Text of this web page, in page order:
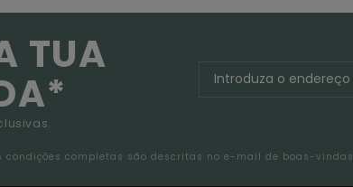
TUA
completas são descritas no e-mail de boas-vindas